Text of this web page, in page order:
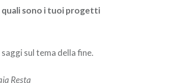
quali sono i tuoi progetti
sul tema della fine.
Resta